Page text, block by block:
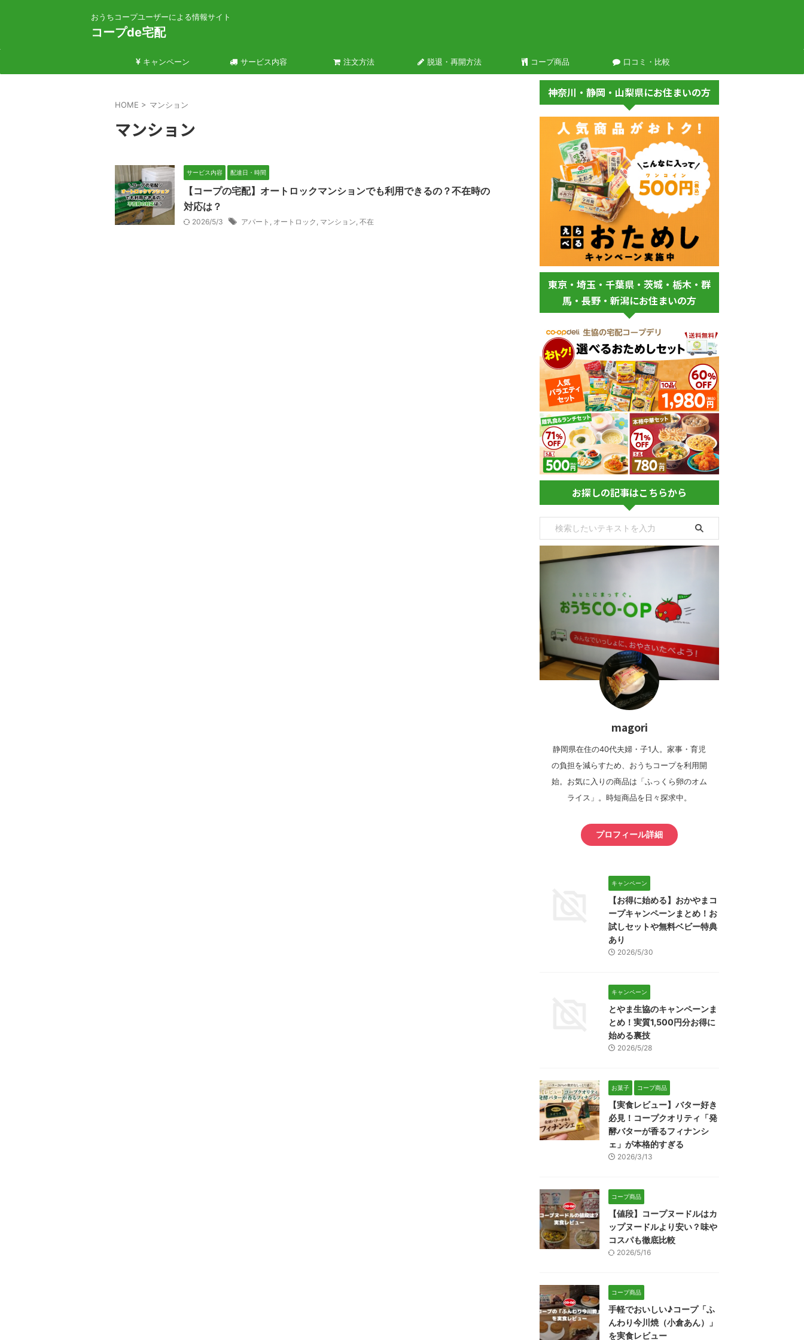
おうちコープユーザーによる情報サイト
コープde宅配
キャンペーン サービス内容 注文方法 脱退・再開方法 コープ商品 口コミ・比較
HOME > マンション
マンション
サービス内容 配達日・時間
【コープの宅配】オートロックマンションでも利用できるの？不在時の
対応は？
2026/5/3 アパート , オートロック , マンション, 不在
神奈川・静岡・山梨県にお住まいの方
東京・埼玉・千葉県・茨城・栃木・群
馬・長野・新潟にお住まいの方
お探しの記事はこちらから
magori
静岡県在住の40代夫婦・子1人。家事・育児
の負担を減らすため、おうちコープを利用開
始。お気に入りの商品は「ふっくら卵のオム
ライス」。時短商品を日々探求中。
プロフィール詳細
キャンペーン
【お得に始める】おかやまコ
ープキャンペーンまとめ！お
試しセットや無料ベビー特典
あり
2026/5/30
キャンペーン
とやま生協のキャンペーンま
とめ！実質1,500円分お得に
始める裏技
2026/5/28
お菓子 コープ商品
【実食レビュー】バター好き
必見！コープクオリティ「発
酵バターが香るフィナンシ
ェ」が本格的すぎる
2026/3/13
コープ商品
【値段】コープヌードルはカ
ップヌードルより安い？味や
コスパも徹底比較
2026/5/16
コープ商品
手軽でおいしい♪コープ「ふ
んわり今川焼（小倉あん）」
を実食レビュー